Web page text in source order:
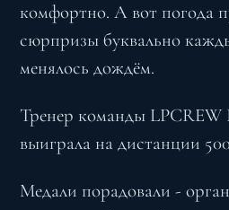
комфортно. А вот погода
сюрпризы буквально
менялось дождём.
Тренер команды LPCREW
выиграла на дистанции
Медали порадовали -